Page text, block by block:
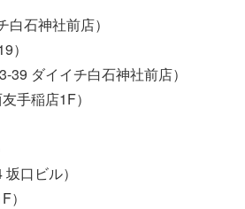
石神社前店）
）
ダイイチ白石神社前店）
手稲店1F）
口ビル）